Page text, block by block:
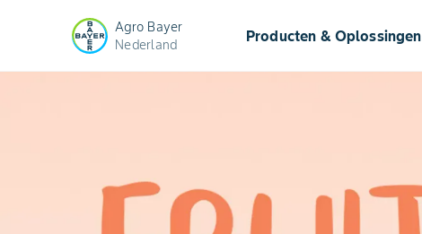
Agro Bayer
Nederland
Producten & Oplossingen